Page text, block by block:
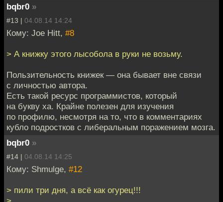
bqbr0 »
#13 | 04.08.14 14:24
Кому: Joe Hitt, #8
> А книжку этого лысобола в руки не возьму.
Пользительность книжек — она бывает вне связи
с личностью автора.
Есть такой ресурс программистов, который
на букву ха. Крайне полезен для изучения
по профилю, несмотря на то, что в комментариях
кубло подростков с либеральным поражением мозга.
bqbr0 »
#14 | 04.08.14 14:25
Кому: Shmulge, #12
> пили три дня, а всё как огурец!!!